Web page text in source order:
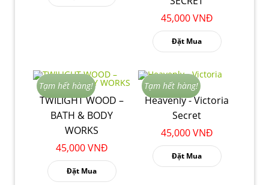
45,000 VNĐ
Đặt Mua
Tạm hết hàng!
TWILIGHT WOOD –
BATH & BODY
WORKS
45,000 VNĐ
Đặt Mua
Tạm hết hàng!
Heavenly - Victoria
Secret
45,000 VNĐ
Đặt Mua